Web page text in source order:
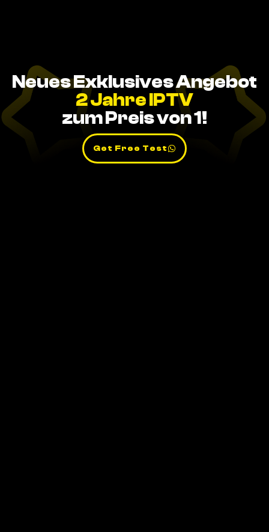
Neues Exklusives Angebot
2 Jahre IPTV
zum Preis von 1!
Get Free Test